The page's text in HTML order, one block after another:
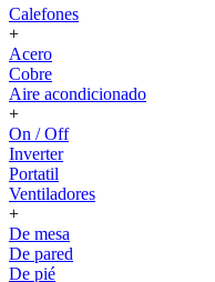
Calefones
+
Acero
Cobre
Aire acondicionado
+
On / Off
Inverter
Portatil
Ventiladores
+
De mesa
De pared
De pié